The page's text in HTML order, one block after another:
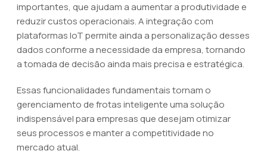
importantes, que ajudam a aumentar a produtividade e
reduzir custos operacionais. A integração com
plataformas IoT permite ainda a personalização desses
dados conforme a necessidade da empresa, tornando
a tomada de decisão ainda mais precisa e estratégica.
Essas funcionalidades fundamentais tornam o
gerenciamento de frotas inteligente uma solução
indispensável para empresas que desejam otimizar
seus processos e manter a competitividade no
mercado atual.